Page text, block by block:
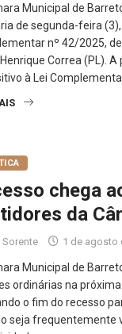
Municipal de
de segunda-feira
nº 42/2025,
Correa (PL).
à Lei
chega
da
Sorente 1 de agosto
Municipal de
ordinárias na
o fim do recesso
seja frequentemente